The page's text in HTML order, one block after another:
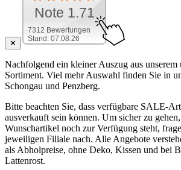
✕
7312 Bewertungen
Stand: 07.08.26
Note 1.71
Nachfolgend ein kleiner Auszug aus unserem
Sortiment. Viel mehr Auswahl finden Sie in
Schongau und Penzberg.
Bitte beachten Sie, dass verfügbare SALE-
ausverkauft sein können. Um sicher zu
Wunschartikel noch zur Verfügung steht,
jeweiligen Filiale nach. Alle Angebote
als Abholpreise, ohne Deko, Kissen und bei
Lattenrost.